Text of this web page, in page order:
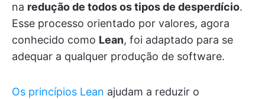
na redução de todos os tipos de desperdício.
Esse processo orientado por valores, agora
conhecido como Lean, foi adaptado para se
adequar a qualquer produção de software.
Os princípios Lean ajudam a reduzir o